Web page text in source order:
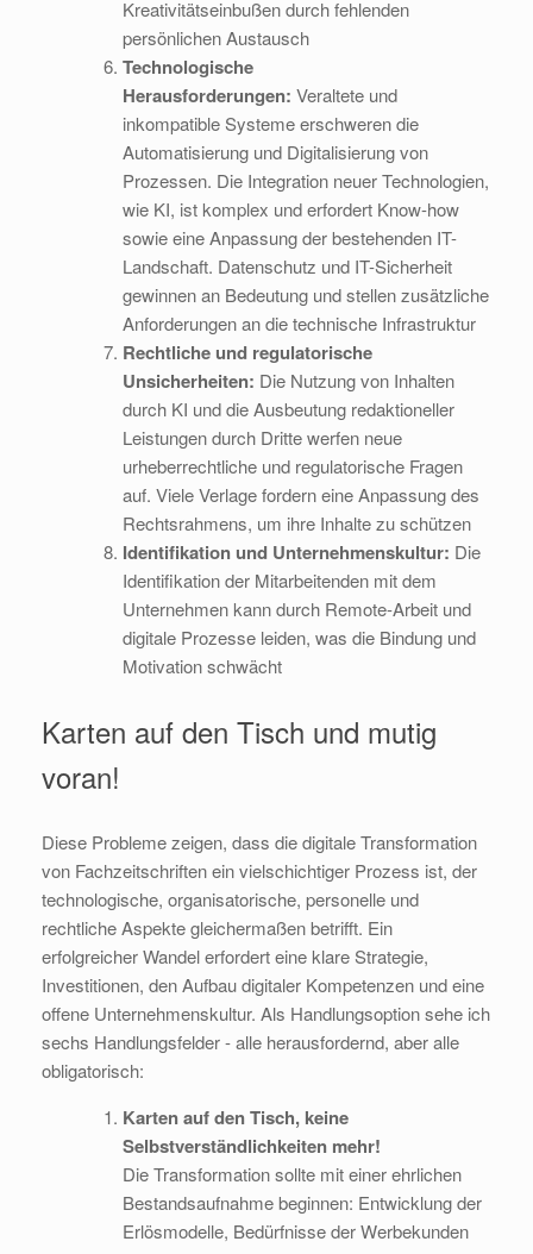
Kreativitätseinbußen durch fehlenden
persönlichen Austausch
Technologische
Herausforderungen: Veraltete und
inkompatible Systeme erschweren die
Automatisierung und Digitalisierung von
Prozessen. Die Integration neuer Technologien,
wie KI, ist komplex und erfordert Know-how
sowie eine Anpassung der bestehenden IT-
Landschaft. Datenschutz und IT-Sicherheit
gewinnen an Bedeutung und stellen zusätzliche
Anforderungen an die technische Infrastruktur
Rechtliche und regulatorische
Unsicherheiten: Die Nutzung von Inhalten
durch KI und die Ausbeutung redaktioneller
Leistungen durch Dritte werfen neue
urheberrechtliche und regulatorische Fragen
auf. Viele Verlage fordern eine Anpassung des
Rechtsrahmens, um ihre Inhalte zu schützen
Identifikation und Unternehmenskultur: Die
Identifikation der Mitarbeitenden mit dem
Unternehmen kann durch Remote-Arbeit und
digitale Prozesse leiden, was die Bindung und
Motivation schwächt
Karten auf den Tisch und mutig
voran!
Diese Probleme zeigen, dass die digitale Transformation
von Fachzeitschriften ein vielschichtiger Prozess ist, der
technologische, organisatorische, personelle und
rechtliche Aspekte gleichermaßen betrifft. Ein
erfolgreicher Wandel erfordert eine klare Strategie,
Investitionen, den Aufbau digitaler Kompetenzen und eine
offene Unternehmenskultur. Als Handlungsoption sehe ich
sechs Handlungsfelder - alle herausfordernd, aber alle
obligatorisch:
Karten auf den Tisch, keine
Selbstverständlichkeiten mehr!
Die Transformation sollte mit einer ehrlichen
Bestandsaufnahme beginnen: Entwicklung der
Erlösmodelle, Bedürfnisse der Werbekunden